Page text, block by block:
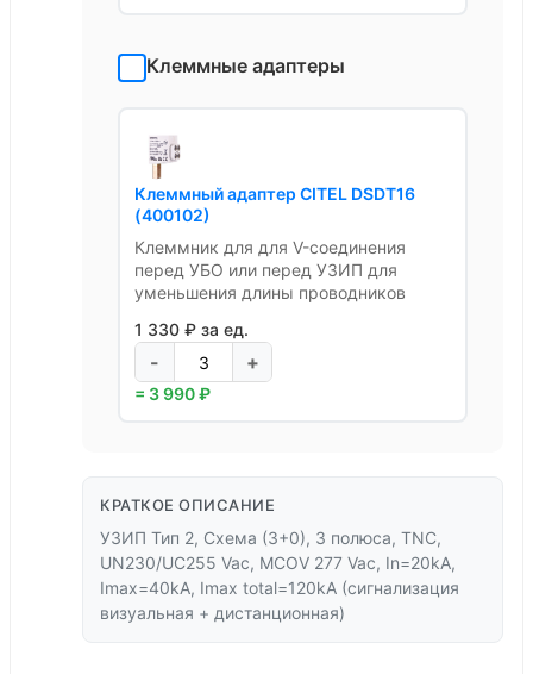
Клеммные адаптеры
Клеммный адаптер CITEL DSDT16
(400102)
Клеммник для для V-соединения
перед УБО или перед УЗИП для
уменьшения длины проводников
1 330 ₽ за ед.
- +
= 3 990 ₽
КРАТКОЕ ОПИСАНИЕ
УЗИП Тип 2, Схема (3+0), 3 полюса, TNC,
UN230/UC255 Vac, MCOV 277 Vac, In=20kA,
Imax=40kA, Imax total=120kA (сигнализация
визуальная + дистанционная)